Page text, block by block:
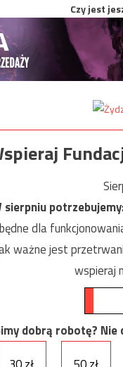
Czy jest
sierpniu
dla
ważne jest
wspieraj
dobrą robotę?